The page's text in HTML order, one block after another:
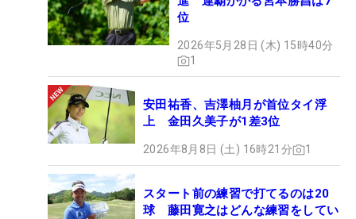
位
2026年5月28日 (木) 15時40分
1
安田祐香、吉澤柚月が首位タイ浮
上 金田久美子が1差3位
2026年8月8日 (土) 16時21分 1
スタート前の練習で打てるのは20
球 藤田寛之はどんな練習をしてい